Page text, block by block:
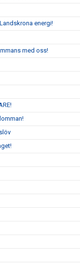
energi!
med oss!